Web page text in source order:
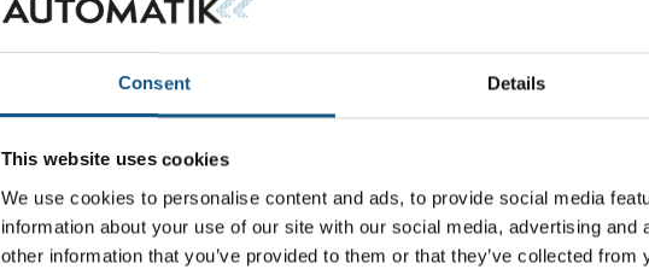
Consent Details
This website uses cookies
We use cookies to personalise content and ads, to provide social media
information about your use of our site with our social media, advertising
other information that you’ve provided to them or that they’ve collected